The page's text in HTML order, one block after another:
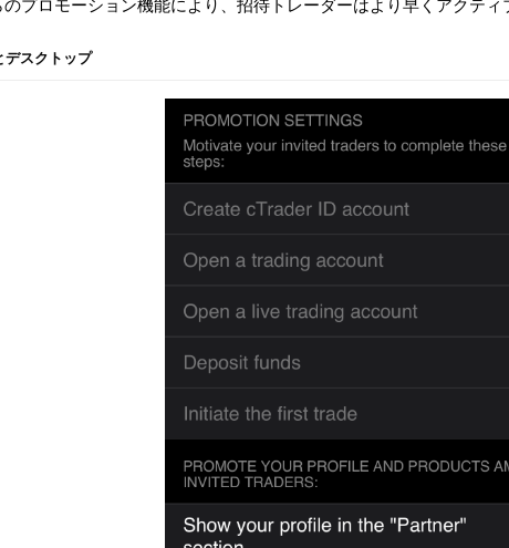
プロモーション機能により、招待トレーダーはより早くアクティ
デスクトップ